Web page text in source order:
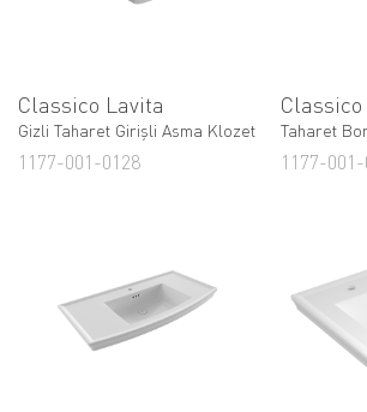
Classico Lavita
Gizli Taharet Girişli Asma Klozet
1177-001-0128
Taharet
1177-